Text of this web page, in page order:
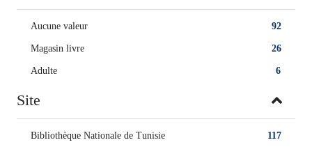
92
Aucune valeur
26
Magasin livre
6
Adulte
Site
117
Bibliothèque Nationale de Tunisie